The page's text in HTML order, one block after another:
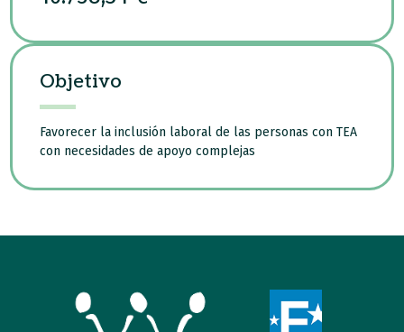
Objetivo
Favorecer la inclusión laboral de las personas con TEA
con necesidades de apoyo complejas